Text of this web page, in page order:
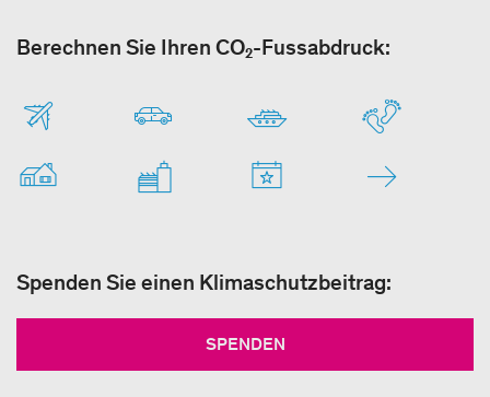
Berechnen Sie Ihren CO₂-Fussabdruck:
Spenden Sie einen Klimaschutzbeitrag:
SPENDEN